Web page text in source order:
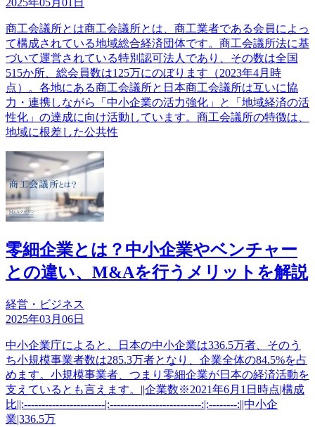
2025年05月01日
商工会議所とは商工会議所とは、商工業者である会員によっ
て構成されている地域総合経済団体です。商工会議所法に基
づいて運営されている特別認可法人であり、その数は全国
515か所、総会員数は125万にのぼります（2023年4月時
点）。各地にある商工会議所と日本商工会議所は互いに協
力・連携しながら「中小企業の活力強化」と「地域経済の活
性化」の達成に向け活動しています。商工会議所の特徴は、
地域に根差した公共性
零細企業とは？中小企業やベンチャー
との違い、M&Aを行うメリットを解説
経営・ビジネス
2025年03月06日
中小企業庁によると、日本の中小企業は336.5万者、そのう
ち小規模事業者数は285.3万者となり、企業全体の84.5%を占
めます。小規模事業者、つまり零細企業が日本の経済活動を
支えているとも言えます。||企業数※2021年6月1日時点|構成
比||:-----------------------|:--------------------------:|:--------:||中小企
業|336.5万